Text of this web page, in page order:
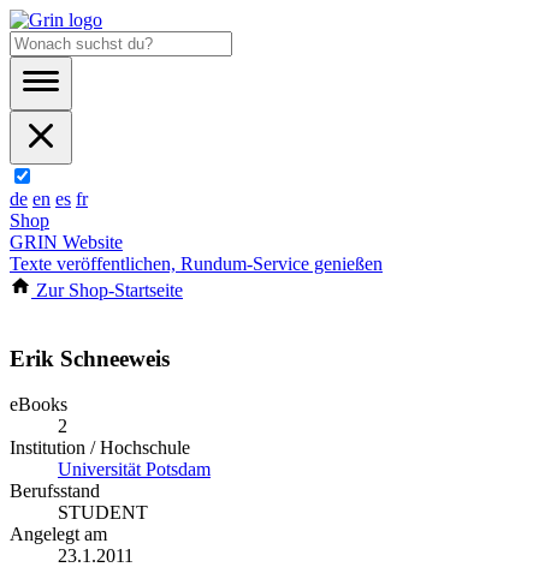
de en es fr
Shop
GRIN Website
Texte veröffentlichen, Rundum-Service genießen
Zur Shop-Startseite
Erik Schneeweis
eBooks
2
Institution / Hochschule
Universität Potsdam
Berufsstand
STUDENT
Angelegt am
23.1.2011